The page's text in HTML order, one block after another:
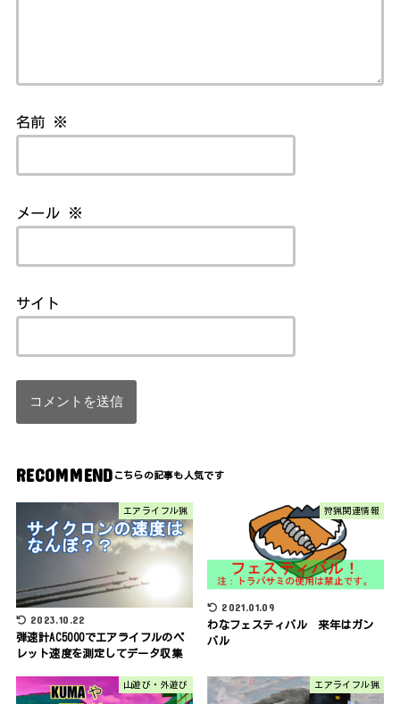
名前 ※
メール ※
サイト
RECOMMEND
エアライフル猟
2023.10.22
弾速計AC5000でエアライフルのペ
レット速度を測定してデータ収集
狩猟関連情報
2021.01.09
わなフェスティバル 来年はガン
バル
山遊び・外遊び エアライフル猟